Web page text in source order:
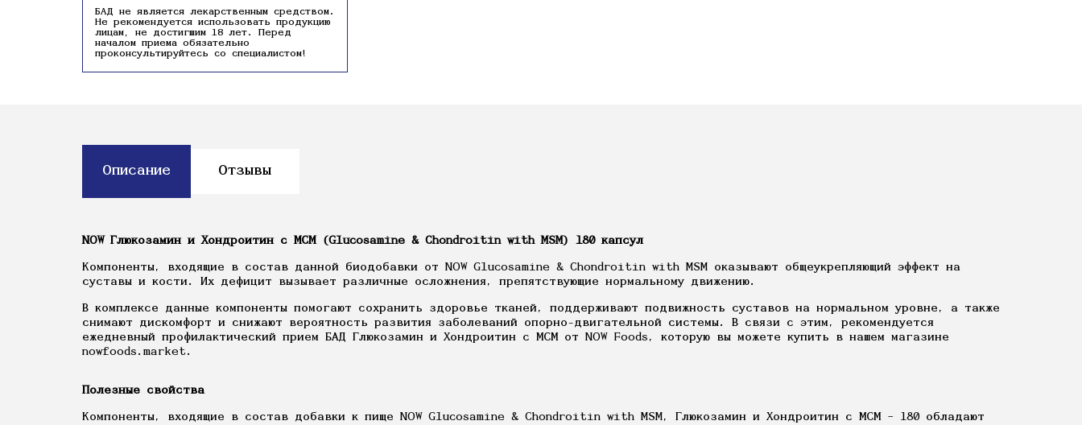
БАД не является лекарственным средством.
Не рекомендуется использовать продукцию
лицам, не достигшим 18 лет. Перед
началом приема обязательно
проконсультируйтесь со специалистом!
Описание Отзывы
NOW Глюкозамин и Хондроитин с МСМ (Glucosamine & Chondroitin with MSM) 180 капсул
Компоненты, входящие в состав данной биодобавки от NOW Glucosamine & Chondroitin with MSM оказывают общеукрепляющий эффект на
суставы и кости. Их дефицит вызывает различные осложнения, препятствующие нормальному движению.
В комплексе данные компоненты помогают сохранить здоровье тканей, поддерживают подвижность суставов на нормальном уровне, а также
снимают дискомфорт и снижают вероятность развития заболеваний опорно-двигательной системы. В связи с этим, рекомендуется
ежедневный профилактический прием БАД Глюкозамин и Хондроитин с МСМ от NOW Foods, которую вы можете купить в нашем магазине
nowfoods.market.
Полезные свойства
Компоненты, входящие в состав добавки к пище NOW Glucosamine & Chondroitin with MSM, Глюкозамин и Хондроитин с МСМ – 180 обладают